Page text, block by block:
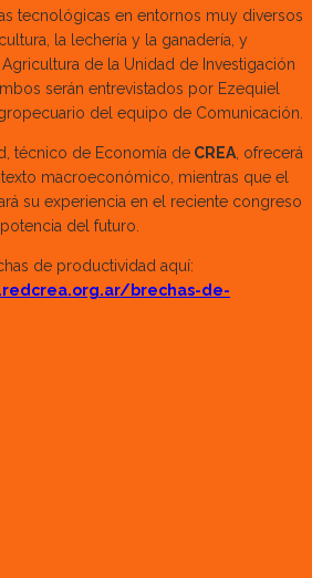
tecnológicas en entornos muy diversos
la lechería y la ganadería, y
de la Unidad de Investigación
serán entrevistados por Ezequiel
del equipo de Comunicación.
técnico de Economía de CREA, ofrecerá
macroeconómico, mientras que el
su experiencia en el reciente congreso
del futuro.
de productividad aquí:
brechas-de-